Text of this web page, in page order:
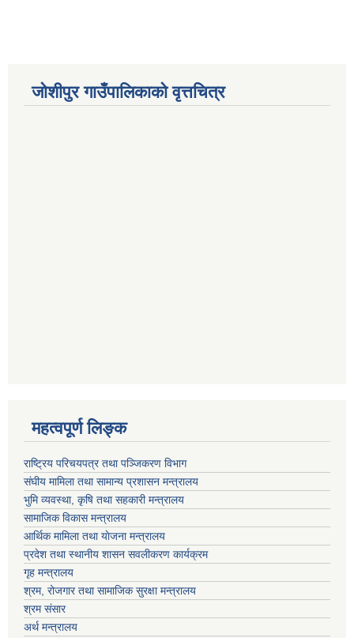
जोशीपुर गाउँपालिकाको वृत्तचित्र
महत्वपूर्ण लि‍‍‍‍‍‌ङ्क
राष्ट्रिय परिचयपत्र तथा पञ्जिकरण विभाग
संघीय मामिला तथा सामान्य प्रशासन मन्त्रालय
भुमि व्यवस्था, कृषि तथा सहकारी मन्त्रालय
सामाजिक विकास मन्त्रालय
आर्थिक मामिला तथा याेजना मन्त्रालय
प्रदेश तथा स्थानीय शासन सवलीकरण कार्यक्रम
गृह मन्त्रालय
श्रम, रोजगार तथा सामाजिक सुरक्षा मन्त्रालय
श्रम संसार
अर्थ मन्त्रालय